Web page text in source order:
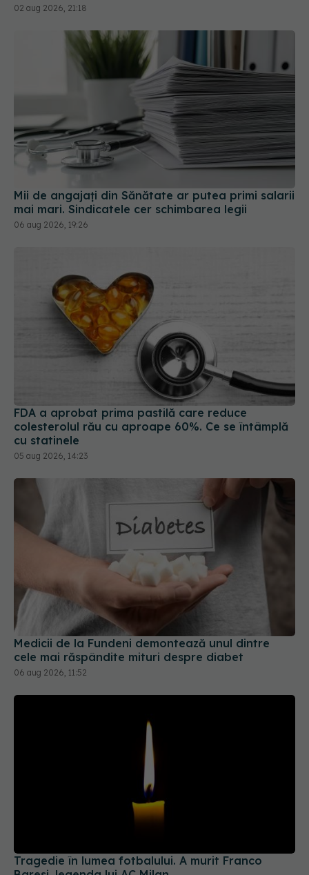
02 aug 2026, 21:18
Mii de angajați din Sănătate ar putea primi salarii
mai mari. Sindicatele cer schimbarea legii
06 aug 2026, 19:26
FDA a aprobat prima pastilă care reduce
colesterolul rău cu aproape 60%. Ce se întâmplă
cu statinele
05 aug 2026, 14:23
Medicii de la Fundeni demontează unul dintre
cele mai răspândite mituri despre diabet
06 aug 2026, 11:52
Tragedie în lumea fotbalului. A murit Franco